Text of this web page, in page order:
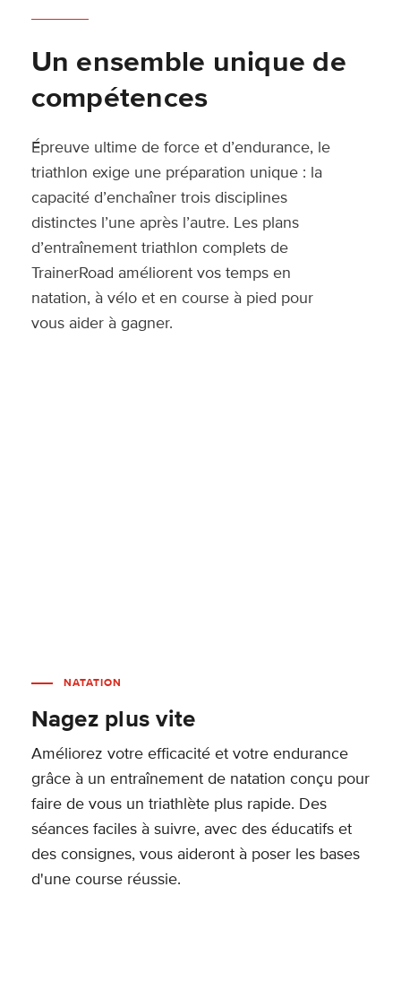
Un ensemble unique de
compétences
Épreuve ultime de force et d’endurance, le
triathlon exige une préparation unique : la
capacité d’enchaîner trois disciplines
distinctes l’une après l’autre. Les plans
d’entraînement triathlon complets de
TrainerRoad améliorent vos temps en
natation, à vélo et en course à pied pour
vous aider à gagner.
NATATION
Nagez plus vite
Améliorez votre efficacité et votre endurance
grâce à un entraînement de natation conçu pour
faire de vous un triathlète plus rapide. Des
séances faciles à suivre, avec des éducatifs et
des consignes, vous aideront à poser les bases
d'une course réussie.